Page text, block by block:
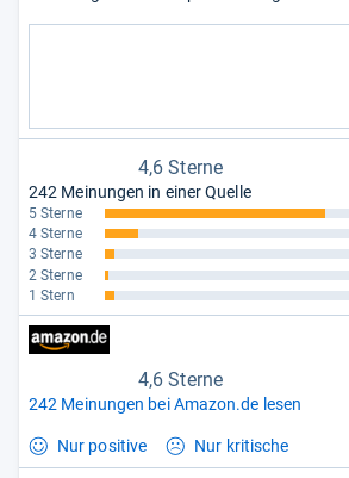
4,6 Sterne
242 Meinungen in einer Quelle
5 Sterne
4 Sterne
3 Sterne
2 Sterne
1 Stern
4,6 Sterne
242 Meinungen bei Amazon.de lesen
Nur positive Nur kritische